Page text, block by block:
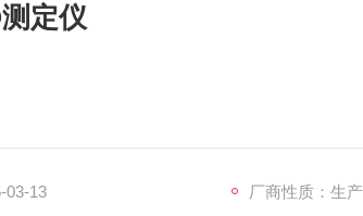
定仪
03-13 厂商性质：生